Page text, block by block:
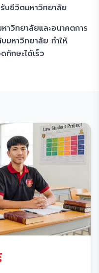
บชีวิตมหาวิทยาลัย
หาวิทยาลัยและอนาคตการ
มหาวิทยาลัย ทำให้
ทักษะได้เร็ว